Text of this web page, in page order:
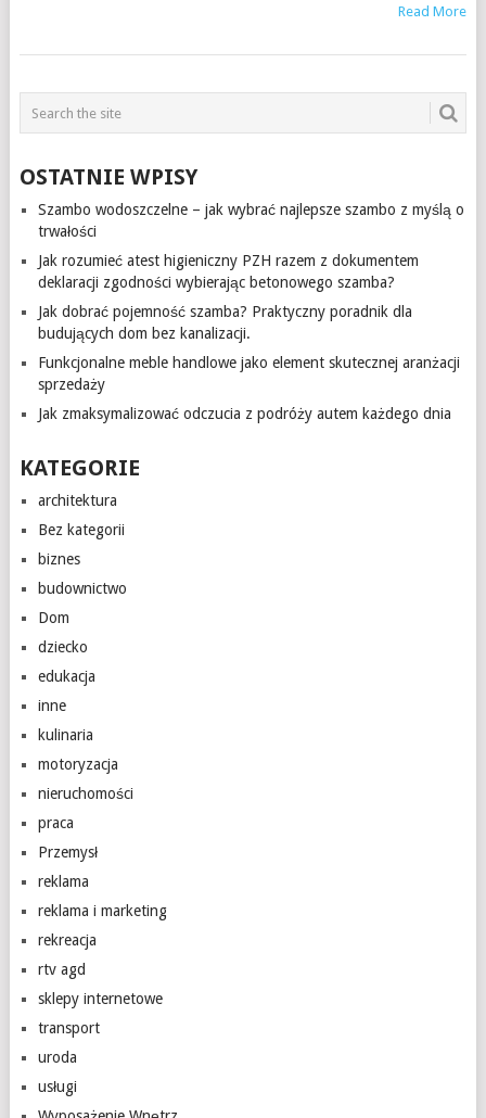
Read More
OSTATNIE WPISY
Szambo wodoszczelne – jak wybrać najlepsze szambo z myślą o
trwałości
Jak rozumieć atest higieniczny PZH razem z dokumentem
deklaracji zgodności wybierając betonowego szamba?
Jak dobrać pojemność szamba? Praktyczny poradnik dla
budujących dom bez kanalizacji.
Funkcjonalne meble handlowe jako element skutecznej aranżacji
sprzedaży
Jak zmaksymalizować odczucia z podróży autem każdego dnia
KATEGORIE
architektura
Bez kategorii
biznes
budownictwo
Dom
dziecko
edukacja
inne
kulinaria
motoryzacja
nieruchomości
praca
Przemysł
reklama
reklama i marketing
rekreacja
rtv agd
sklepy internetowe
transport
uroda
usługi